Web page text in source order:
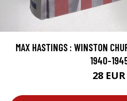
MAX HASTINGS : WINSTON
1940-
28 EUR